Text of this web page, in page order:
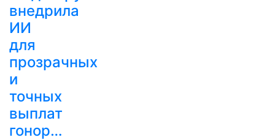
внедрила
ИИ
для
прозрачных
и
точных
выплат
гонор…